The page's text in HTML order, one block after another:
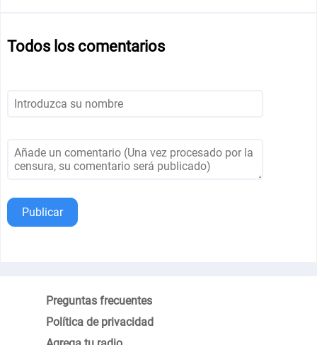
Todos los comentarios
Publicar
Preguntas frecuentes
Política de privacidad